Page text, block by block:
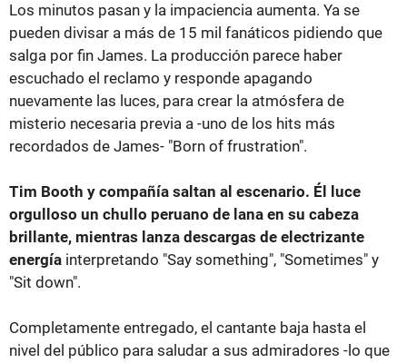
Los minutos pasan y la impaciencia aumenta. Ya se
pueden divisar a más de 15 mil fanáticos pidiendo que
salga por fin James. La producción parece haber
escuchado el reclamo y responde apagando
nuevamente las luces, para crear la atmósfera de
misterio necesaria previa a -uno de los hits más
recordados de James- "Born of frustration".
Tim Booth y compañía saltan al escenario. Él luce
orgulloso un chullo peruano de lana en su cabeza
brillante, mientras lanza descargas de electrizante
energía interpretando "Say something", "Sometimes" y
"Sit down".
Completamente entregado, el cantante baja hasta el
nivel del público para saludar a sus admiradores -lo que